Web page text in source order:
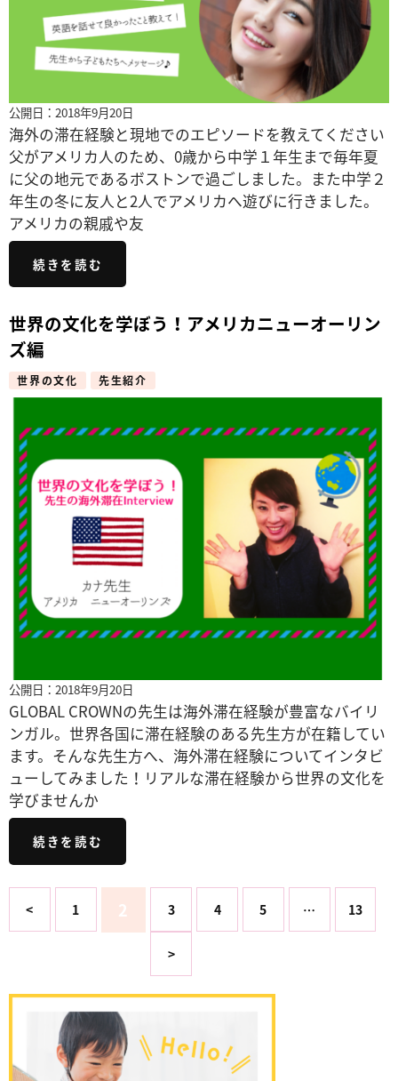
公開日：2018年9月20日
海外の滞在経験と現地でのエピソードを教えてください
父がアメリカ人のため、0歳から中学１年生まで毎年夏
に父の地元であるボストンで過ごしました。また中学２
年生の冬に友人と2人でアメリカへ遊びに行きました。
アメリカの親戚や友
続きを読む
世界の文化を学ぼう！アメリカニューオーリン
ズ編
世界の文化 先生紹介
公開日：2018年9月20日
GLOBAL CROWNの先生は海外滞在経験が豊富なバイリ
ンガル。世界各国に滞在経験のある先生方が在籍してい
ます。そんな先生方へ、海外滞在経験についてインタビ
ューしてみました！リアルな滞在経験から世界の文化を
学びませんか
続きを読む
< 1 2 3 4 5 … 13
>